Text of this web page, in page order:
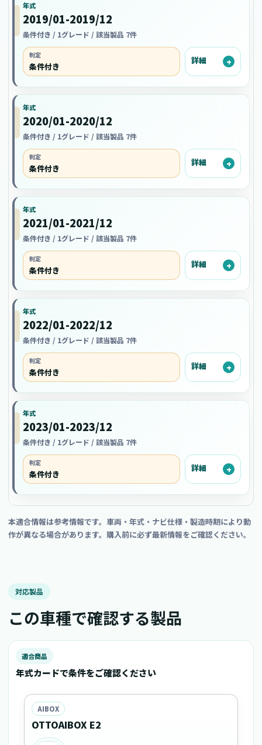
年式
2019/01-2019/12
条件付き / 1グレード / 該当製品 7件
判定
条件付き
詳細
年式
2020/01-2020/12
条件付き / 1グレード / 該当製品 7件
判定
条件付き
詳細
年式
2021/01-2021/12
条件付き / 1グレード / 該当製品 7件
判定
条件付き
詳細
年式
2022/01-2022/12
条件付き / 1グレード / 該当製品 7件
判定
条件付き
詳細
年式
2023/01-2023/12
条件付き / 1グレード / 該当製品 7件
判定
条件付き
詳細
本適合情報は参考情報です。車両・年式・ナビ仕様・製造時期により動
作が異なる場合があります。購入前に必ず最新情報をご確認ください。
対応製品
この車種で確認する製品
適合商品
年式カードで条件をご確認ください
AIBOX
OTTOAIBOX E2